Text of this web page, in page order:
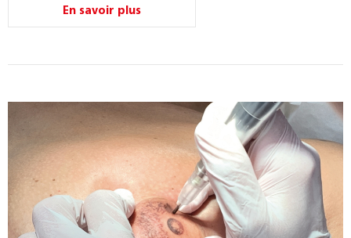
En savoir plus